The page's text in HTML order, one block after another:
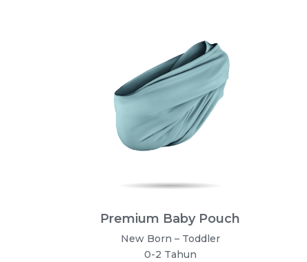
Premium Baby Pouch
New Born – Toddler
0-2 Tahun